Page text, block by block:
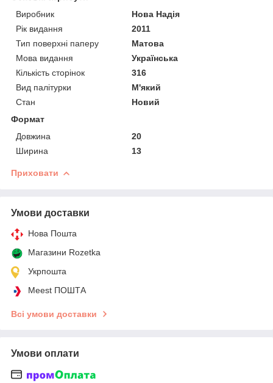
Виробник
Нова Надія
Рік видання
2011
Тип поверхні паперу
Матова
Мова видання
Українська
Кількість сторінок
316
Вид палітурки
М'який
Стан
Новий
Формат
Довжина
20
Ширина
13
Приховати
Умови доставки
Нова Пошта
Магазини Rozetka
Укрпошта
Meest ПОШТА
Всі умови доставки
Умови оплати